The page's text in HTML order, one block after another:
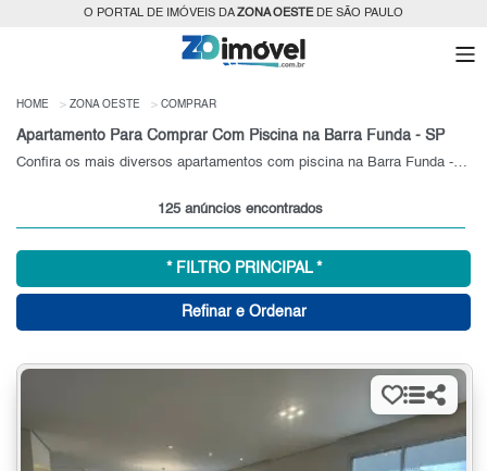
O PORTAL DE IMÓVEIS DAZONA OESTEDE SÃO PAULO
HOME ZONA OESTE COMPRAR
Apartamento Para Comprar Com Piscina na Barra Funda - SP
Confira os mais diversos apartamentos com piscina na Barra Funda - SP.
125 anúncios encontrados
* FILTRO PRINCIPAL *
Refinar e Ordenar